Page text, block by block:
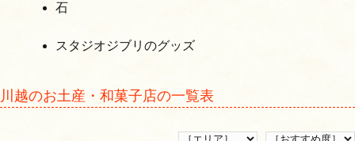
石
スタジオジブリのグッズ
川越のお土産・和菓子店の一覧表